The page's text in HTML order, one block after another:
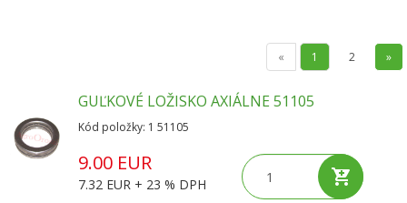
« 1 2 »
GUĽKOVÉ LOŽISKO AXIÁLNE 51105
Kód položky: 1 51105
9.00 EUR
7.32 EUR + 23 % DPH